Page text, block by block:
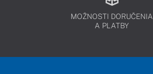
MOŽNOSTI DORUČENIA
A PLATBY